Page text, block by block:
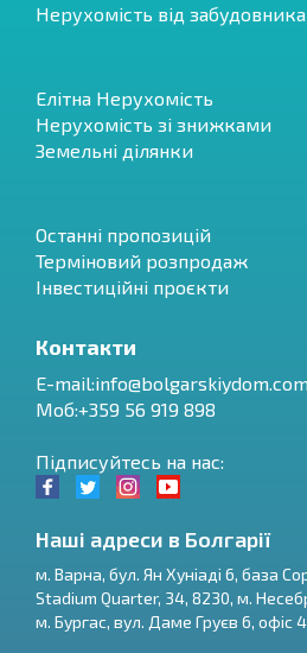
Нерухомість від забудовника
Елітна Нерухомість
Нерухомість зі знижками
Земельні ділянки
Останні пропозицій
Терміновий розпродаж
Інвестиційні проєкти
Контакти
E-mail:
Моб:+359 56 919 898
Підписуйтесь на нас:
Наші адреси в Болгарії
м. Варна, бул. Ян Хуніаді 6, база
Stadium Quarter, 34, 8230, м.
м. Бургас, вул. Даме Груєв 6, офіс 4